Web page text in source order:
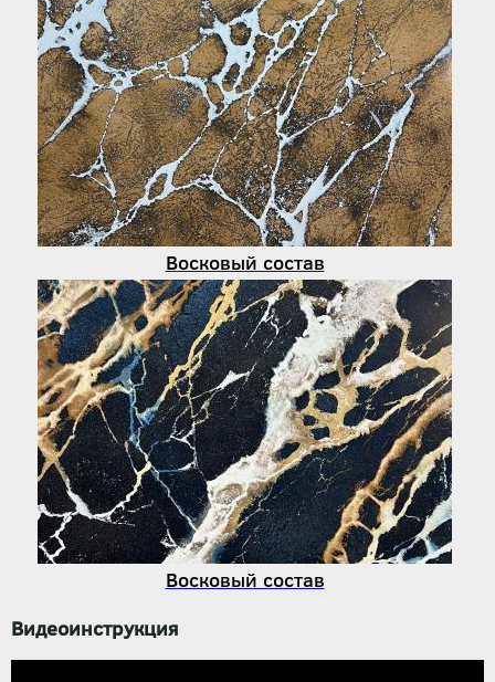
Восковый состав
Восковый состав
Видеоинструкция